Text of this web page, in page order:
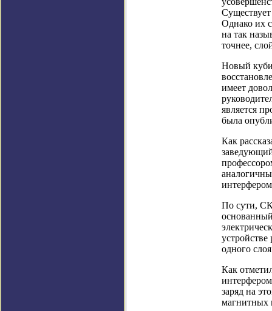
Однако их
на так
точнее,
Новый
имеет
является
была
Как
По сути,
одного
Как
заряд на
магнитных